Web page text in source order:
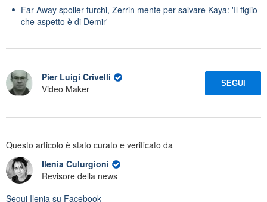
Far Away spoiler turchi, Zerrin mente per salvare Kaya: 'Il figlio
che aspetto è di Demir'
Pier Luigi Crivelli
Video Maker
SEGUI
Questo articolo è stato curato e verificato da
Ilenia Culurgioni
Revisore della news
Segui Ilenia su Facebook